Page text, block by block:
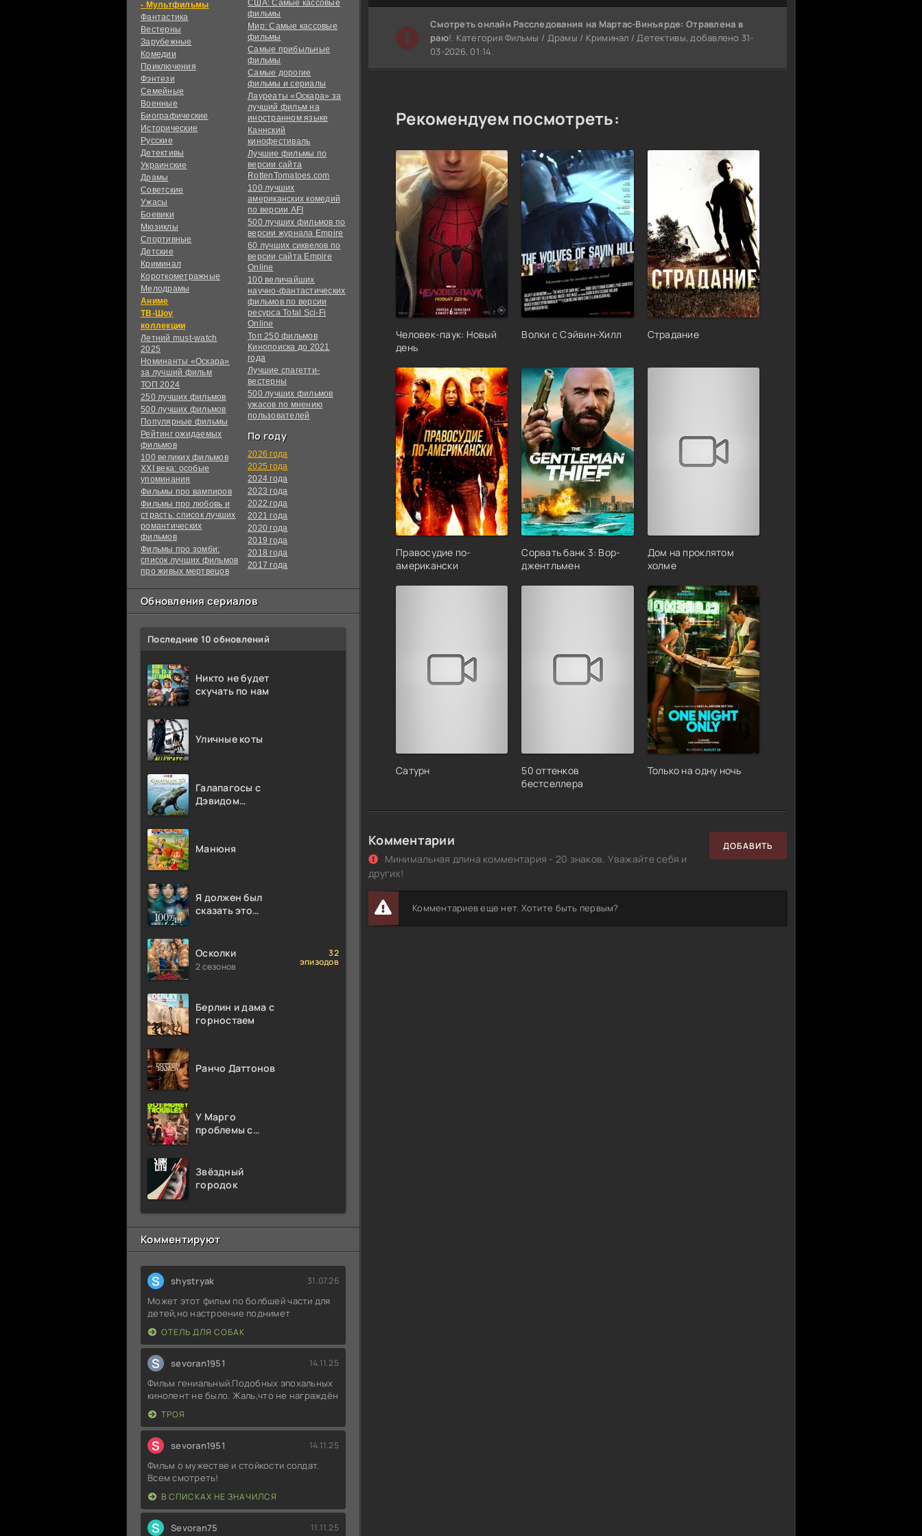
Мультфильмы
Фантастика
Вестерны
Зарубежные
Комедии
Приключения
Фэнтези
Семейные
Военные
Биографические
Исторические
Русские
Детективы
Украинские
Драмы
Советские
Ужасы
Боевики
Мюзиклы
Спортивные
Детские
Криминал
Короткометражные
Мелодрамы
Аниме
ТВ-Шоу
коллекции
Летний must-watch
2025
Номинанты «Оскара»
за лучший фильм
ТОП 2024
250 лучших фильмов
500 лучших фильмов
Популярные фильмы
Рейтинг ожидаемых
фильмов
100 великих фильмов
XXI века: особые
упоминания
Фильмы про вампиров
Фильмы про любовь и
страсть: список лучших
романтических
фильмов
Фильмы про зомби:
список лучших фильмов
про живых мертвецов
США: Самые кассовые
фильмы
Мир: Самые кассовые
фильмы
Самые прибыльные
фильмы
Самые дорогие
фильмы и сериалы
Лауреаты «Оскара» за
лучший фильм на
иностранном языке
Каннский
кинофестиваль
Лучшие фильмы по
версии сайта
RottenTomatoes.com
100 лучших
американских комедий
по версии AFI
500 лучших фильмов по
версии журнала Empire
60 лучших сиквелов по
версии сайта Empire
Online
100 величайших
научно-фантастических
фильмов по версии
ресурса Total Sci-Fi
Online
Топ 250 фильмов
Кинопоиска до 2021
года
Лучшие спагетти-
вестерны
500 лучших фильмов
ужасов по мнению
пользователей
По году
2026 года
2025 года
2024 года
2023 года
2022 года
2021 года
2020 года
2019 года
2018 года
2017 года
Обновления сериалов
Последние 10 обновлений
Никто не будет
скучать по нам
Уличные коты
Галапагосы с
Дэвидом
Манюня
Я должен был
сказать это
Осколки
2 сезонов
32
эпизодов
Берлин и дама с
горностаем
Ранчо Даттонов
У Марго
проблемы с
Звёздный
городок
Комментируют
S shystryak 31.07.26
Может этот фильм по болбшей части для
детей,но настроение поднимет
ОТЕЛЬ ДЛЯ СОБАК
S sevoran1951 14.11.25
Фильм гениальный.Подобных эпохальных
кинолент не было. Жаль,что не награждён
ТРОЯ
S sevoran1951 14.11.25
Фильм о мужестве и стойкости солдат.
Всем смотреть!
В СПИСКАХ НЕ ЗНАЧИЛСЯ
S Sevoran75 11.11.25
Cмотреть онлайн Расследования на Мартас-Винъярде: Отравлена в
раю!. Категория Фильмы / Драмы / Криминал / Детективы, добавлено 31-
03-2026, 01:14.
Рекомендуем посмотреть:
Человек-паук: Новый
день
Волки с Сэйвин-Хилл Страдание
Правосудие по-
американски
Сорвать банк 3: Вор-
джентльмен
Дом на проклятом
холме
Сатурн
50 оттенков
бестселлера
Только на одну ночь
Комментарии
Минимальная длина комментария - 20 знаков. Уважайте себя и
других!
ДОБАВИТЬ
Комментариев еще нет. Хотите быть первым?